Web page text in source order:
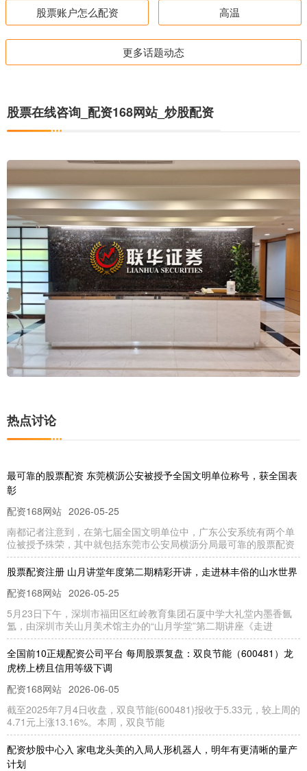
股票账户怎么配资 高温
更多话题动态
股票在线咨询_配资168网站_炒股配资
热点讨论
最可靠的股票配资 东莞横沥公安被授予全国文明单位称号，获全国表
彰
配资168网站 2026-05-25
南都记者注意到，在第七届全国文明单位中，广东公安系统有两个单
位被授予殊荣，其中就包括东莞市公安局横沥分局最可靠的股票配资
股票配资注册 山月讲堂年度第二期精彩开讲，走进林丰俗的山水世界
配资168网站 2026-05-25
5月23日下午，深圳市福田区红岭教育集团石厦中学大礼堂内墨香氤
氲，由深圳市关山月美术馆主办的“山月学堂”第二期讲座《走进
全国前10正规配资公司平台 每周股票复盘：双良节能（600481）龙
虎榜上榜且信用等级下调
配资168网站 2026-06-05
截至2025年7月4日收盘，双良节能(600481)报收于5.33元，较上周的
4.71元上涨13.16%。本周，双良节能
配资炒股中心入 家电龙头美的入局人形机器人，明年有更清晰的量产
计划